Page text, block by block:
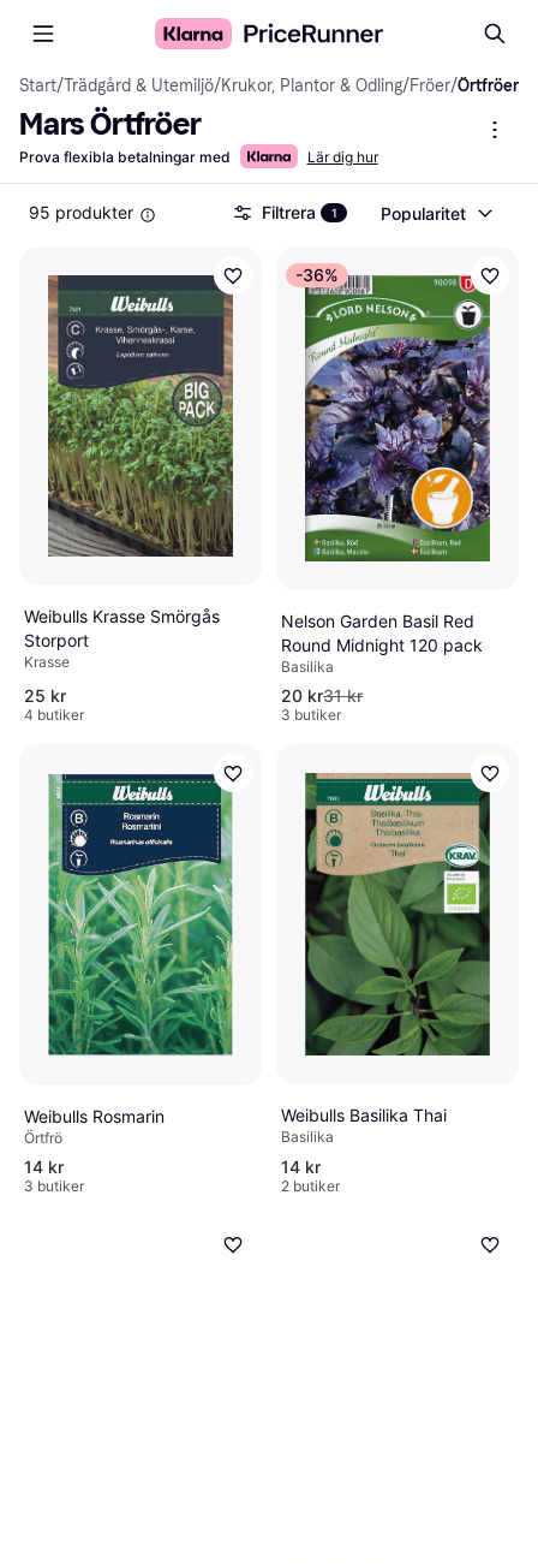
Start/Trädgård & Utemiljö/Krukor, Plantor & Odling/Fröer/Örtfröer
Mars Örtfröer
Prova flexibla betalningar med Lär dig hur
95 produkter Filtrera 1 Popularitet
Weibulls Krasse Smörgås
Storport
Krasse
25 kr
4 butiker
-36%
Nelson Garden Basil Red
Round Midnight 120 pack
Basilika
20 kr31 kr
3 butiker
Weibulls Rosmarin
Örtfrö
14 kr
3 butiker
Weibulls Basilika Thai
Basilika
14 kr
2 butiker